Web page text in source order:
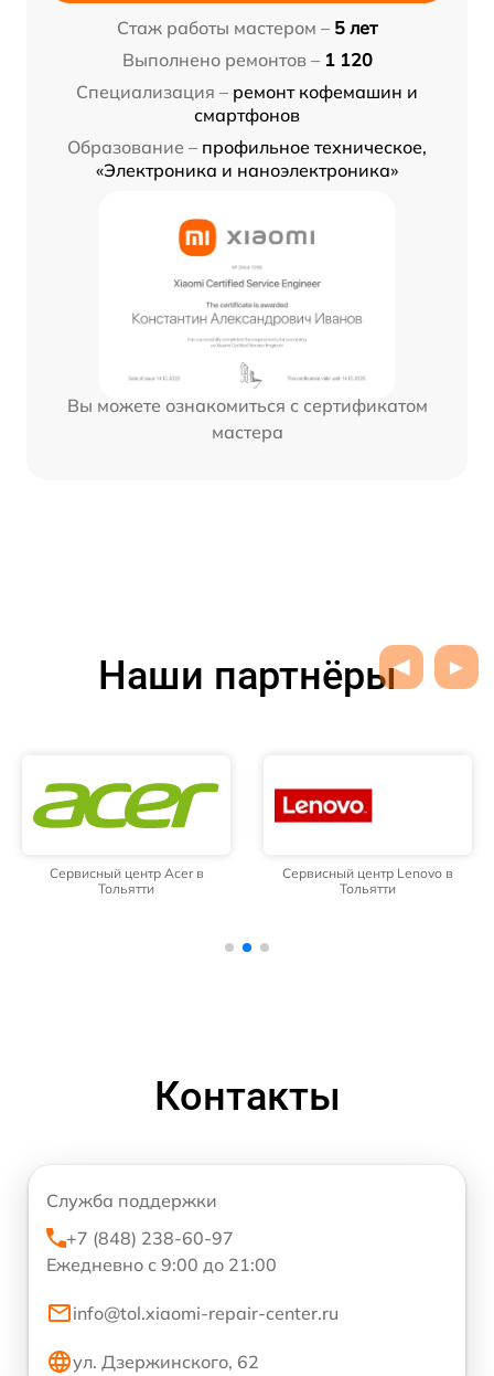
Стаж работы мастером – 5 лет
Выполнено ремонтов – 1 120
Специализация – ремонт кофемашин и
смартфонов
Образование – профильное техническое,
«Электроника и наноэлектроника»
Вы можете ознакомиться с сертификатом
мастера
Наши партнёры
Сервисный центр Acer в
Тольятти
Сервисный центр Lenovo в
Тольятти
Контакты
Служба поддержки
+7 (848) 238-60-97
Ежедневно с 9:00 до 21:00
info@tol.xiaomi-repair-center.ru
ул. Дзержинского, 62